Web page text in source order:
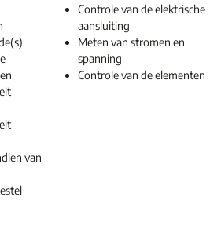
van
Controle van de elektrische
aansluiting
Meten van stromen en
spanning
Controle van de elementen